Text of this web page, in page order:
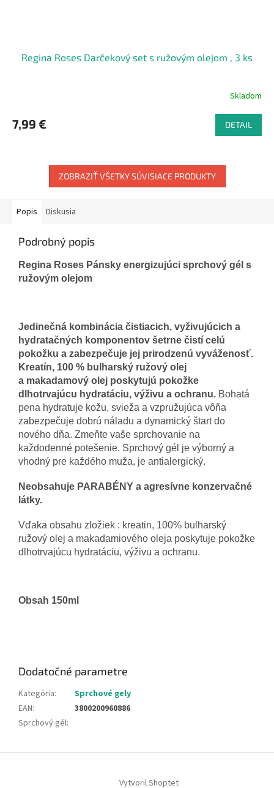
Regina Roses Darčekový set s ružovým olejom , 3 ks
Skladom
7,99 € DETAIL
ZOBRAZIŤ VŠETKY SÚVISIACE PRODUKTY
Popis Diskusia
Podrobný popis
Regina Roses Pánsky energizujúci sprchový gél s
ružovým olejom
Jedinečná kombinácia čistiacich, vyživujúcich a
hydratačných komponentov šetrne čistí celú
pokožku a zabezpečuje jej prirodzenú vyváženosť.
Kreatín, 100 % bulharský ružový olej
a makadamový olej poskytujú pokožke
dlhotrvajúcu hydratáciu, výživu a ochranu. Bohatá
pena hydratuje kožu, svieža a vzpružujúca vôňa
zabezpečuje dobrú náladu a dynamický štart do
nového dňa. Zmeňte vaše sprchovanie na
každodenné potešenie. Sprchový gél je výborný a
vhodný pre každého muža, je antialergický.
Neobsahuje PARABÉNY a agresívne konzervačné
látky.
Vďaka obsahu zložiek : kreatin, 100% bulharský
ružový olej a makadamiového oleja poskytuje pokožke
dlhotrvajúcu hydratáciu, výživu a ochranu.
Obsah 150ml
Dodatočné parametre
Kategória:
Sprchové gely
EAN:
3800200960886
Sprchový gél:
Vytvoril Shoptet